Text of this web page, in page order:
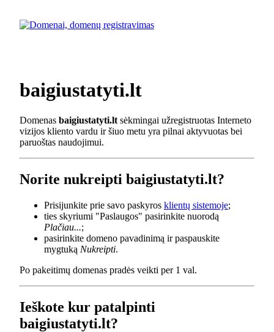
baigiustatyti.lt
Domenas baigiustatyti.lt sėkmingai užregistruotas Interneto
vizijos kliento vardu ir šiuo metu yra pilnai aktyvuotas bei
paruoštas naudojimui.
Norite nukreipti baigiustatyti.lt?
Prisijunkite prie savo paskyros klientų sistemoje;
ties skyriumi "Paslaugos" pasirinkite nuorodą
Plačiau...;
pasirinkite domeno pavadinimą ir paspauskite
mygtuką Nukreipti.
Po pakeitimų domenas pradės veikti per 1 val.
Ieškote kur patalpinti
baigiustatyti.lt?